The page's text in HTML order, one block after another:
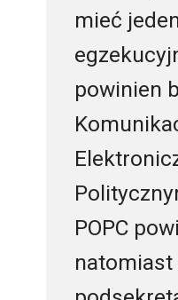
mieć
powinien
POPC